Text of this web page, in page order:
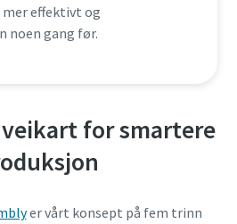
effektivt og
noen gang før.
for smartere
er vårt konsept på fem trinn